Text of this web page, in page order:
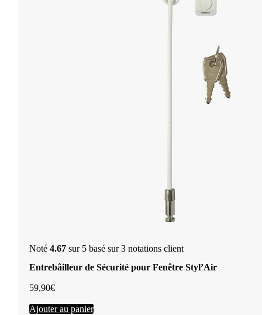
Noté 4.67sur 5 basé sur3notations client
Entrebâilleur de Sécurité pour Fenêtre Styl’Air
59,90€
Ajouter au panier